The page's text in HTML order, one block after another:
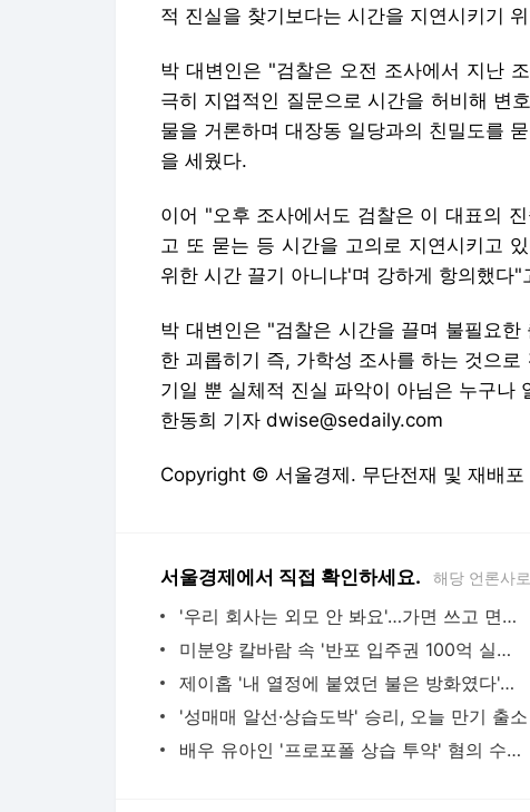
적 진실을 찾기보다는 시간을 지연시키기
박 대변인은 "검찰은 오전 조사에서 지난
극히 지엽적인 질문으로 시간을 허비해 변
물을 거론하며 대장동 일당과의 친밀도를
을 세웠다.
이어 "오후 조사에서도 검찰은 이 대표의
고 또 묻는 등 시간을 고의로 지연시키고
위한 시간 끌기 아니냐'며 강하게 항의했다"
박 대변인은 "검찰은 시간을 끌며 불필요
한 괴롭히기 즉, 가학성 조사를 하는 것으
기일 뿐 실체적 진실 파악이 아님은 누구나
한동희 기자 dwise@sedaily.com
Copyright © 서울경제. 무단전재 및 재배포
서울경제에서 직접 확인하세요. 해당 언론사
'우리 회사는 외모 안 봐요'…가면 쓰고 면접 본 회사 '파격'
미분양 칼바람 속 '반포 입주권 100억 실거래' 나왔다
제이홉 '내 열정에 붙였던 불은 방화였다'…다큐 '제이홉 인 더 박스' 메인 예고편 떴다
'성매매 알선·상습도박' 승리, 오늘 만기 출소
배우 유아인 '프로포폴 상습 투약' 혐의 수사…'조사에 협조'